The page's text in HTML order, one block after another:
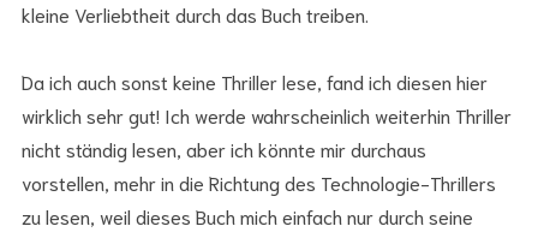
kleine Verliebtheit durch das Buch treiben.
Da ich auch sonst keine Thriller lese, fand ich diesen hier
wirklich sehr gut! Ich werde wahrscheinlich weiterhin Thriller
nicht ständig lesen, aber ich könnte mir durchaus
vorstellen, mehr in die Richtung des Technologie-Thrillers
zu lesen, weil dieses Buch mich einfach nur durch seine